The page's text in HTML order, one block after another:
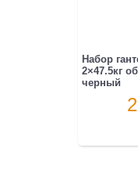
Набор
2×47.5кг
черный